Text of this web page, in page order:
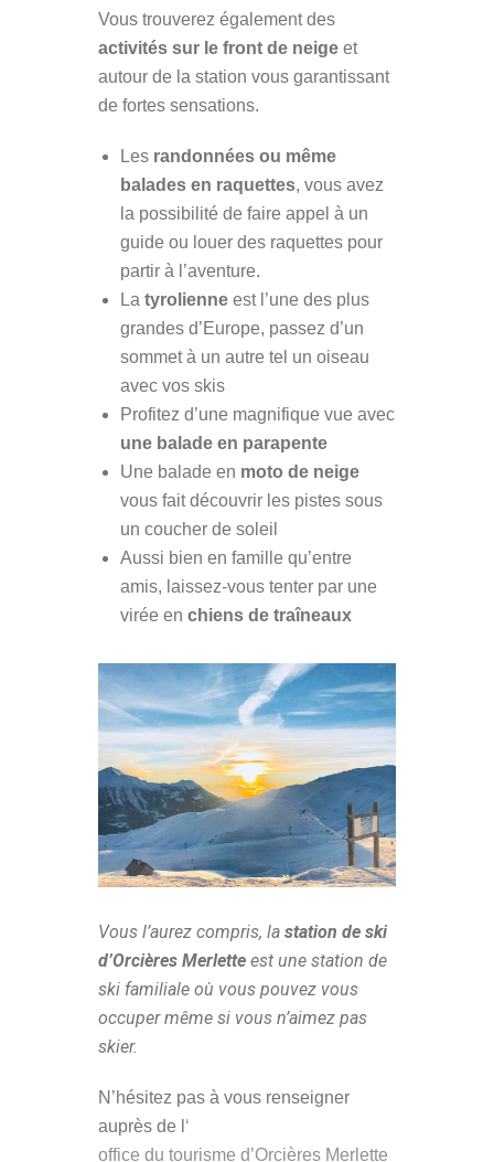
Vous trouverez également des
activités sur le front de neige et
autour de la station vous garantissant
de fortes sensations.
Les randonnées ou même
balades en raquettes, vous avez
la possibilité de faire appel à un
guide ou louer des raquettes pour
partir à l’aventure.
La tyrolienne est l’une des plus
grandes d’Europe, passez d’un
sommet à un autre tel un oiseau
avec vos skis
Profitez d’une magnifique vue avec
une balade en parapente
Une balade en moto de neige
vous fait découvrir les pistes sous
un coucher de soleil
Aussi bien en famille qu’entre
amis, laissez-vous tenter par une
virée en chiens de traîneaux
Vous l’aurez compris, la station de ski
d’Orcières Merlette est une station de
ski familiale où vous pouvez vous
occuper même si vous n’aimez pas
skier.
N’hésitez pas à vous renseigner
auprès de l ‘
office du tourisme d’Orcières Merlette